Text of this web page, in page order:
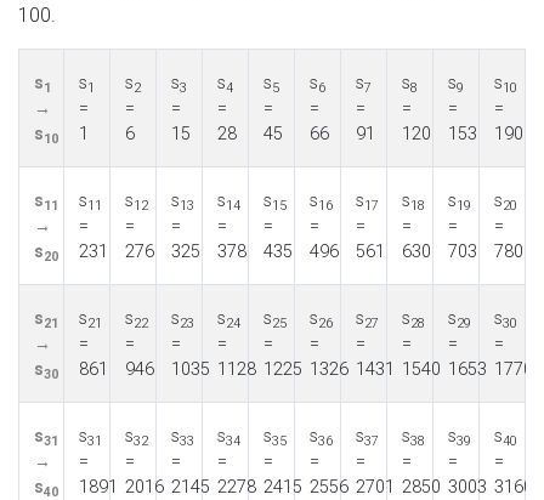
100.
s1
→
s10
s1
=
1
s2
=
6
s3
=
15
s4
=
28
s5
=
45
s6
=
66
s7
=
91
s8
=
120
s9
=
153
s10
=
190
s11
→
s20
s11
=
231
s12
=
276
s13
=
325
s14
=
378
s15
=
435
s16
=
496
s17
=
561
s18
=
630
s19
=
703
s20
=
780
s21
→
s30
s21
=
861
s22
=
946
s23
=
1035
s24
=
1128
s25
=
1225
s26
=
1326
s27
=
1431
s28
=
1540
s29
=
1653
s30
=
1770
s31
→
s40
s31
=
1891
s32
=
2016
s33
=
2145
s34
=
2278
s35
=
2415
s36
=
2556
s37
=
2701
s38
=
2850
s39
=
3003
s40
=
3160